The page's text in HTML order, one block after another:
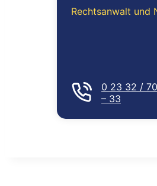
Rechtsanwalt und
0 23 32 /
– 33